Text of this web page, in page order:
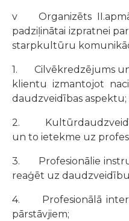
v Organizēts
padziļinātai izpratnei
starpkultūru
1. Cilvēkredzējums un
klientu izmantojot
daudzveidības aspektu;
2.
un to ietekme uz
3. Profesionālie
reaģēt uz
4. Profesionālā
pārstāvjiem;